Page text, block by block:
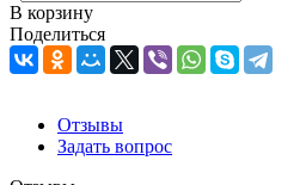
В корзину
Поделиться
Отзывы
Задать вопрос